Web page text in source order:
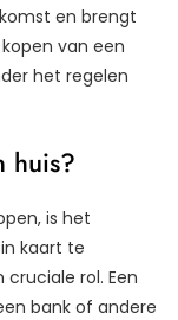
en brengt
van een
het regelen
huis?
is het
kaart te
rol. Een
bank of andere